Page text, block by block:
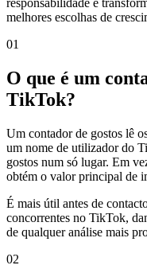
responsabilidade e
melhores escolhas de
01
O que é um
TikTok?
Um contador de gostos lê
um nome de utilizador do
gostos num só lugar. Em
obtém o valor principal de
É mais útil antes de
concorrentes no TikTok,
de qualquer análise mais
02